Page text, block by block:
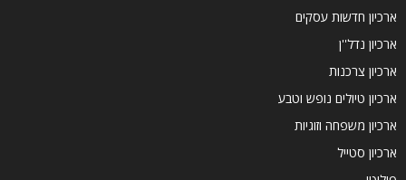
ארכיון חדשות עסקים
ארכיון נדל''ן
ארכיון צרכנות
ארכיון טיולים נופש וטבע
ארכיון משפחה וזוגיות
ארכיון סטייל